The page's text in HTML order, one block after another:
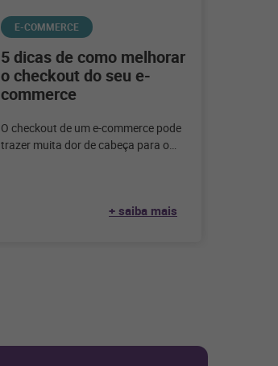
E-COMMERCE
5 dicas de como melhorar
o checkout do seu e-
commerce
O checkout de um e-commerce pode
trazer muita dor de cabeça para o
+ saiba mais